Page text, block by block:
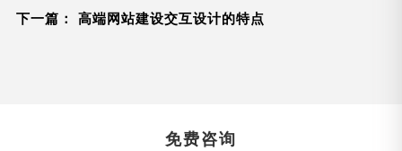
下一篇： 高端网站建设交互设计的特点
免费咨询